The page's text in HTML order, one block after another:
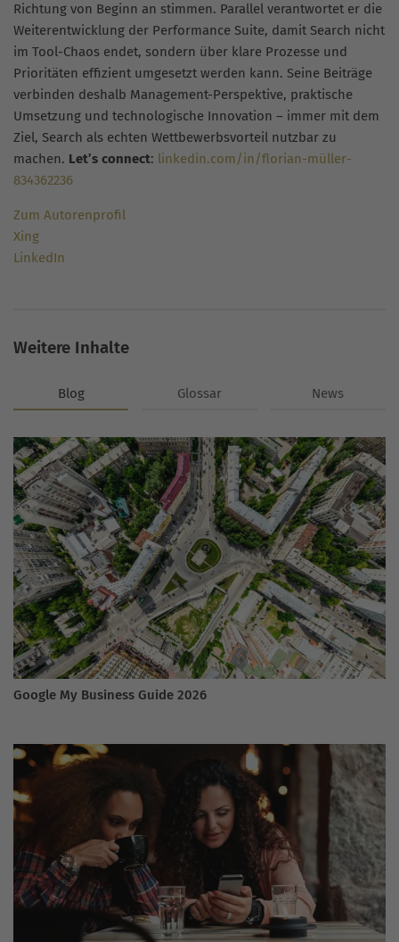
Richtung von Beginn an stimmen. Parallel verantwortet er die
Weiterentwicklung der Performance Suite, damit Search nicht
im Tool-Chaos endet, sondern über klare Prozesse und
Prioritäten effizient umgesetzt werden kann. Seine Beiträge
verbinden deshalb Management-Perspektive, praktische
Umsetzung und technologische Innovation – immer mit dem
Ziel, Search als echten Wettbewerbsvorteil nutzbar zu
machen. Let’s connect: linkedin.com/in/florian-müller-
834362236
Zum Autorenprofil
Xing
LinkedIn
Weitere Inhalte
Blog Glossar News
Google My Business Guide 2026